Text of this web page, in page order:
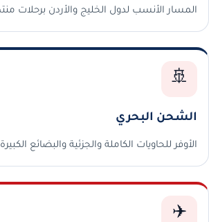
المسار الأنسب لدول الخليج والأردن برحلات
🚢
الشحن البحري
الأوفر للحاويات الكاملة والجزئية والبضائع
✈️